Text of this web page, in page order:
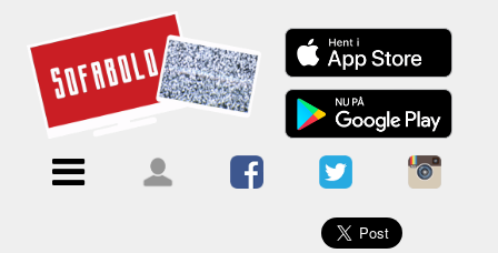
Menu
ForsideKalendere
Blogs
Om
Sofabold
×